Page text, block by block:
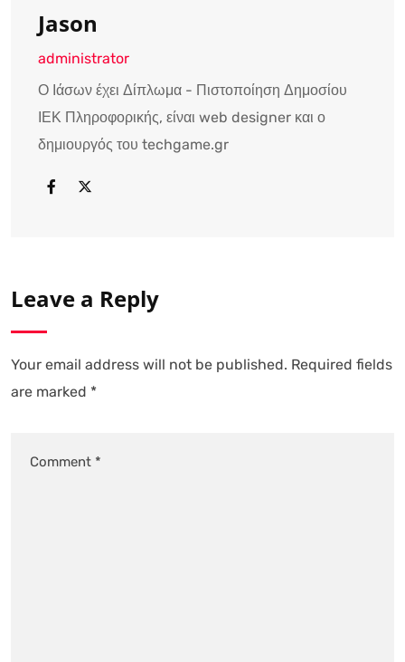
Jason
administrator
Ο Ιάσων έχει Δίπλωμα - Πιστοποίηση Δημοσίου
ΙΕΚ Πληροφορικής, είναι web designer και ο
δημιουργός του techgame.gr
Leave a Reply
Your email address will not be published. Required fields
are marked *